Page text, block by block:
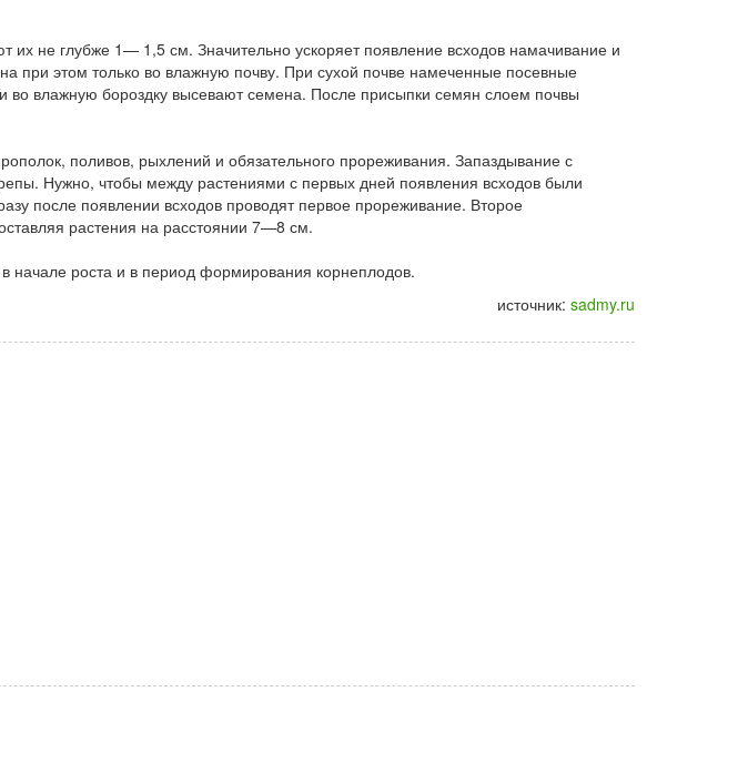
не глубже 1— 1,5 см. Значительно ускоряет появление всходов намачивание и
при этом только во влажную почву. При сухой почве намеченные посевные
во влажную бороздку высевают семена. После присыпки семян слоем почвы
поливов, рыхлений и обязательного прореживания. Запаздывание с
Нужно, чтобы между растениями с первых дней появления всходов были
после появлении всходов проводят первое прореживание. Второе
растения на расстоянии 7—8 см.
роста и в период формирования корнеплодов.
источник: sadmy.ru